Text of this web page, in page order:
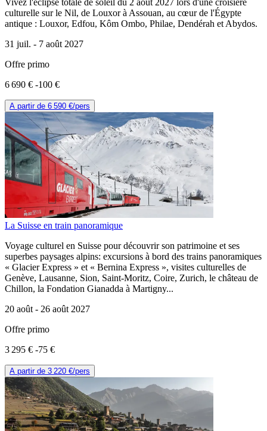
culturelle sur le Nil, de Louxor à Assouan, au cœur de l'Égypte
antique : Louxor, Edfou, Kôm Ombo, Philae, Dendérah et Abydos.
31 juil. - 7 août 2027
Offre primo
6 690 € -100 €
A partir de 6 590 €/pers
La Suisse en train panoramique
Voyage culturel en Suisse pour découvrir son patrimoine et ses
superbes paysages alpins: excursions à bord des trains panoramiques
« Glacier Express » et « Bernina Express », visites culturelles de
Genève, Lausanne, Sion, Saint-Moritz, Coire, Zurich, le château de
Chillon, la Fondation Gianadda à Martigny...
20 août - 26 août 2027
Offre primo
3 295 € -75 €
A partir de 3 220 €/pers